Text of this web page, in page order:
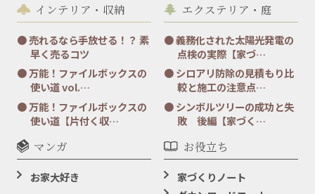
インテリア・収納
売れるなら手放せる！？ 素
早く売るコツ
万能！ファイルボックスの
使い道 vol.…
万能！ファイルボックスの
使い道【片付く収…
エクステリア・庭
義務化された太陽光発電の
点検の実際【家づ…
シロアリ防除の見積もり比
較と施工の注意点…
シンボルツリーの成功と失
敗 後編【家づく…
マンガ
お家大好き
お役立ち
家づくりノート